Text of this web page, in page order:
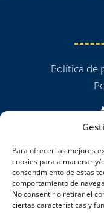
Para ofrecer las mejores
cookies para almacenar y/
consentimiento de estas
comportamiento de
No consentir o retirar el
ciertas características y
Política de